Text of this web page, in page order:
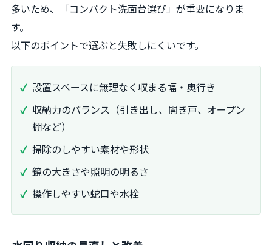
多いため、「コンパクト洗面台選び」が重要になりま
す。
以下のポイントで選ぶと失敗しにくいです。
設置スペースに無理なく収まる幅・奥行き
収納力のバランス（引き出し、開き戸、オープン
棚など）
掃除のしやすい素材や形状
鏡の大きさや照明の明るさ
操作しやすい蛇口や水栓